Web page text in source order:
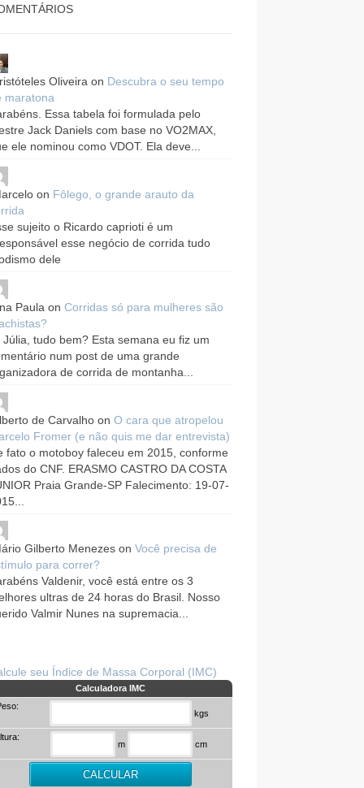
Oliveira on Descubra o seu tempo
maratona
Essa tabela foi formulada pelo
Jack Daniels com base no VO2MAX,
ele nominou como VDOT. Ela deve...
on Fôlego, o grande arauto da
sujeito o Ricardo caprioti é um
esse negócio de corrida tudo
dele
Paula on Corridas só para mulheres são
Júlia, tudo bem? Esta semana eu fiz um
num post de uma grande
de corrida de montanha...
de Carvalhoon O cara que atropelou
Fromer (e não quis me dar entrevista)
fato o motoboy faleceu em 2015, conforme
do CNF. ERASMO CASTRO DA COSTA
Praia Grande-SP Falecimento: 19-07-
Gilberto Menezeson Você precisa de
para correr?
Valdenir, você está entre os 3
ultras de 24 horas do Brasil. Nosso
Valmir Nunes na supremacia...
seu Índice de Massa Corporal (IMC)
Calculadora IMC
kgs
m cm